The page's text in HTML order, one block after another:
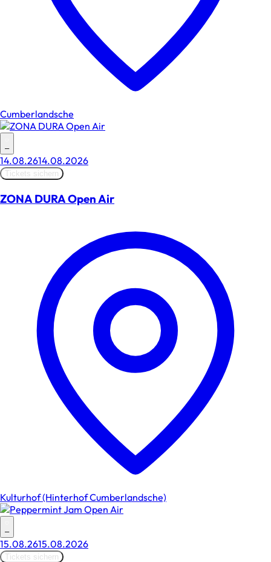
Cumberlandsche
–
14.08.2614.08.2026
Tickets sichern
ZONA DURA Open Air
Kulturhof (Hinterhof Cumberlandsche)
–
15.08.2615.08.2026
Tickets sichern